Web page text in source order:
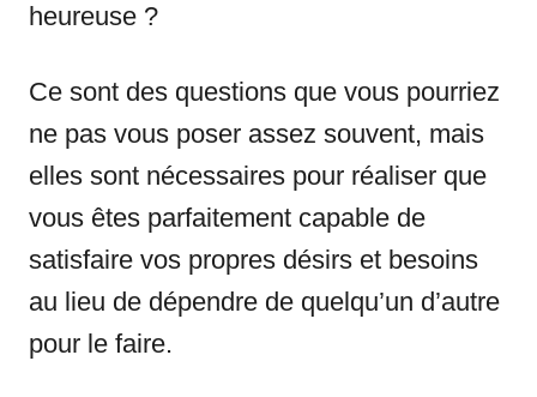
heureuse ?
Ce sont des questions que vous pourriez
ne pas vous poser assez souvent, mais
elles sont nécessaires pour réaliser que
vous êtes parfaitement capable de
satisfaire vos propres désirs et besoins
au lieu de dépendre de quelqu’un d’autre
pour le faire.